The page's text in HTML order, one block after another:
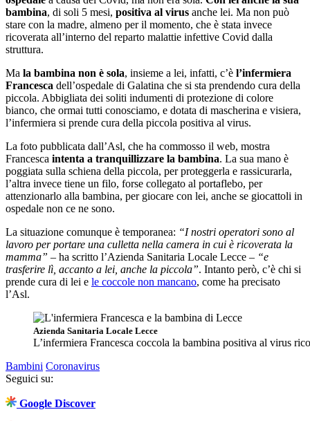
bambina, di soli 5 mesi, positiva al virus anche lei. Ma non può
stare con la madre, almeno per il momento, che è stata invece
ricoverata all’interno del reparto malattie infettive Covid dalla
struttura.
Ma la bambina non è sola, insieme a lei, infatti, c’è l’infermiera
Francesca dell’ospedale di Galatina che si sta prendendo cura della
piccola. Abbigliata dei soliti indumenti di protezione di colore
bianco, che ormai tutti conosciamo, e dotata di mascherina e visiera,
l’infermiera si prende cura della piccola positiva al virus.
La foto pubblicata dall’Asl, che ha commosso il web, mostra
Francesca intenta a tranquillizzare la bambina. La sua mano è
poggiata sulla schiena della piccola, per proteggerla e rassicurarla,
l’altra invece tiene un filo, forse collegato al portaflebo, per
attenzionarlo alla bambina, per giocare con lei, anche se giocattoli in
ospedale non ce ne sono.
La situazione comunque è temporanea: “I nostri operatori sono al
lavoro per portare una culletta nella camera in cui è ricoverata la
mamma” – ha scritto l’Azienda Sanitaria Locale Lecce – “e
trasferire lì, accanto a lei, anche la piccola”. Intanto però, c’è chi si
prende cura di lei e le coccole non mancano, come ha precisato
l’Asl.
Azienda Sanitaria Locale Lecce
L’infermiera Francesca coccola la bambina positiva al virus
Bambini Coronavirus
Seguici su:
Google Discover